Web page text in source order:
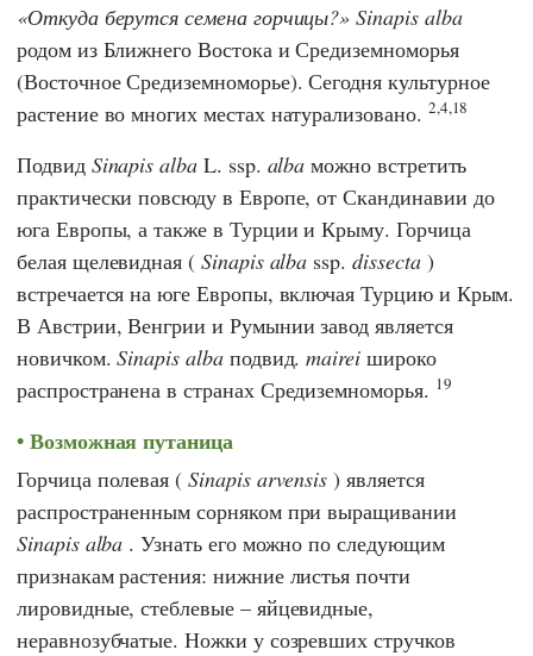
Откуда берутся семена горчицы? Sinapis alba
родом из Ближнего Востока и Средиземноморья
(Восточное Средиземноморье). Сегодня культурное
растение во многих местах натурализовано. 2,4,18
Подвид Sinapis albaL. ssp. alba можно встретить
практически повсюду в Европе, от Скандинавии до
юга Европы, а также в Турции и Крыму. Горчица
белая щелевидная ( Sinapis alba ssp.dissecta)
встречается на юге Европы, включая Турцию и Крым.
В Австрии, Венгрии и Румынии завод является
новичком.Sinapis albaподвид.mairei широко
распространена в странах Средиземноморья. 19
Возможная путаница
Горчица полевая (Sinapis arvensis ) является
распространенным сорняком при выращивании
Sinapis alba . Узнать его можно по следующим
признакам растения: нижние листья почти
лировидные, стеблевые – яйцевидные,
неравнозубчатые. Ножки у созревших стручков